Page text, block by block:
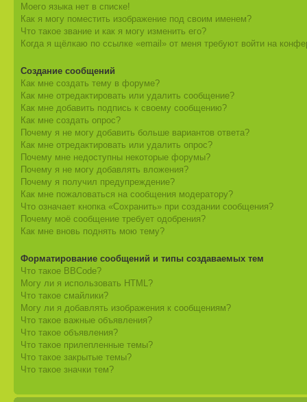
Моего языка нет в списке!
Как я могу поместить изображение под своим именем?
Что такое звание и как я могу изменить его?
Когда я щёлкаю по ссылке «email» от меня требуют войти на
Создание сообщений
Как мне создать тему в форуме?
Как мне отредактировать или удалить сообщение?
Как мне добавить подпись к своему сообщению?
Как мне создать опрос?
Почему я не могу добавить больше вариантов ответа?
Как мне отредактировать или удалить опрос?
Почему мне недоступны некоторые форумы?
Почему я не могу добавлять вложения?
Почему я получил предупреждение?
Как мне пожаловаться на сообщения модератору?
Что означает кнопка «Сохранить» при создании сообщения?
Почему моё сообщение требует одобрения?
Как мне вновь поднять мою тему?
Форматирование сообщений и типы создаваемых тем
Что такое BBCode?
Могу ли я использовать HTML?
Что такое смайлики?
Могу ли я добавлять изображения к сообщениям?
Что такое важные объявления?
Что такое объявления?
Что такое прилепленные темы?
Что такое закрытые темы?
Что такое значки тем?